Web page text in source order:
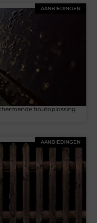
AANBIEDINGEN
houtoplossing
AANBIEDINGEN